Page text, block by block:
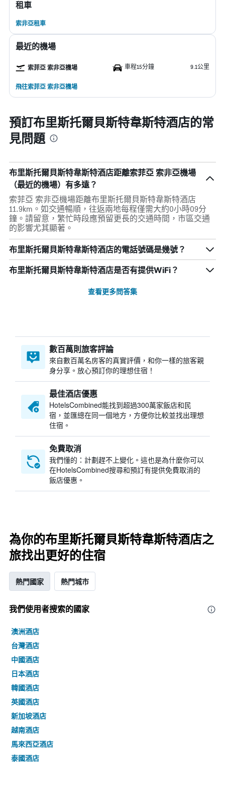
租車
索非亞租車
最近的機場
索菲亞 索非亞機場 車程15分鐘 9.1公里
飛往索菲亞 索非亞機場
預訂布里斯托爾貝斯特韋斯特酒店的常
見問題
布里斯托爾貝斯特韋斯特酒店距離索菲亞 索非亞機場
（最近的機場）有多遠？
索菲亞 索非亞機場距離布里斯托爾貝斯特韋斯特酒店
11.9km。如交通暢順，往返兩地每程僅需大約0小時09分
鐘。請留意，繁忙時段應預留更長的交通時間，市區交通
的影響尤其顯著。
布里斯托爾貝斯特韋斯特酒店的電話號碼是幾號？
布里斯托爾貝斯特韋斯特酒店是否有提供WiFi？
查看更多問答集
數百萬則旅客評論
來自數百萬名房客的真實評價，和你一樣的旅客親
身分享。放心預訂你的理想住宿！
最佳酒店優惠
HotelsCombined​能找到超過300萬家飯店和民
宿，並匯總在同一個地方，方便你比較並找出理想
住宿。
免費取消
我們懂的：計劃趕不上變化。這也是為什麼你可以
在HotelsCombined搜尋和預訂有提供免費取消的
飯店優惠。
為你的布里斯托爾貝斯特韋斯特酒店之
旅找出更好的住宿
熱門國家 熱門城市
我們使用者搜索的國家
澳洲酒店
台灣酒店
中國酒店
日本酒店
韓國酒店
英國酒店
新加坡酒店
越南酒店
馬來西亞酒店
泰國酒店